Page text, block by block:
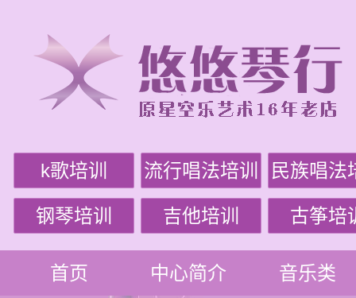
k歌培训 流行唱法培训 民族唱法
钢琴培训 吉他培训 古筝培
首页 中心简介 音乐类